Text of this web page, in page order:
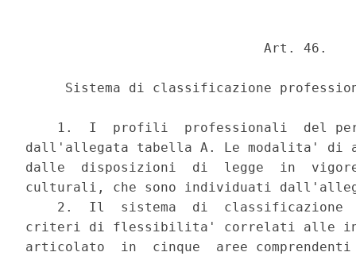
                              Art. 46.
Sistema di classificazione
1.  I  profili  professionali  del
dall'allegata tabella A. Le modalita' di
dalle  disposizioni  di  legge  in
culturali, che sono individuati
2.  Il  sistema  di  classificazione
criteri di flessibilita' correlati alle
articolato  in  cinque  aree